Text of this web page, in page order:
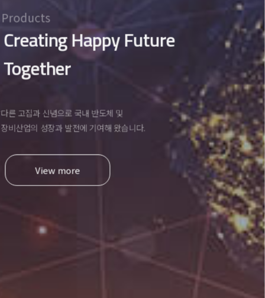
Products
Creating Happy Future
Together
케이씨는 남다른 고집과 신념으로 국내 반도체 및
디스플레이 장비산업의 성장과 발전에 기여해 왔습니다.
View more